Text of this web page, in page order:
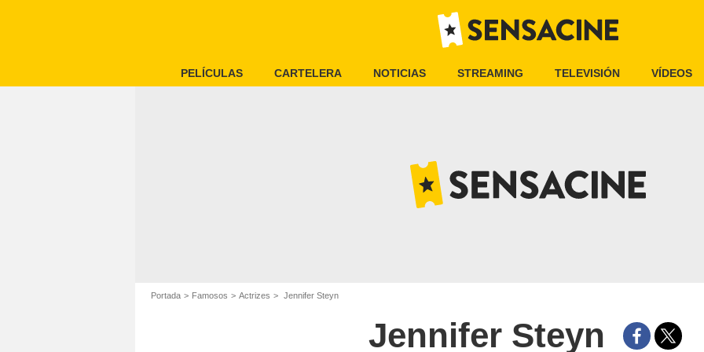
PELÍCULAS CARTELERA NOTICIAS STREAMING TELEVISIÓN VÍDEOS
Portada Famosos Actrizes Jennifer Steyn
Jennifer Steyn